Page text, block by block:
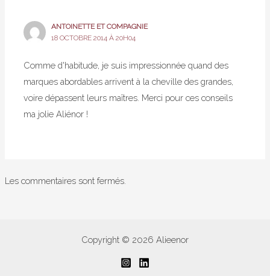
ANTOINETTE ET COMPAGNIE
18 OCTOBRE 2014 À 20H04
Comme d'habitude, je suis impressionnée quand des
marques abordables arrivent à la cheville des grandes,
voire dépassent leurs maîtres. Merci pour ces conseils
ma jolie Aliénor !
Les commentaires sont fermés.
Copyright © 2026 Alieenor